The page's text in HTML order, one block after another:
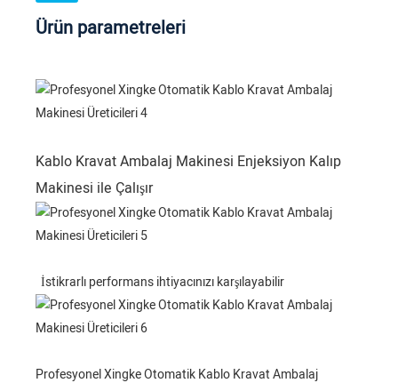
Ürün parametreleri
Kablo Kravat Ambalaj Makinesi Enjeksiyon Kalıp
Makinesi ile Çalışır
İstikrarlı performans ihtiyacınızı karşılayabilir
Profesyonel Xingke Otomatik Kablo Kravat Ambalaj